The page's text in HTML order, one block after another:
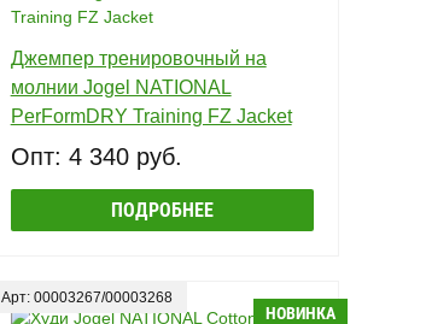
Джемпер тренировочный на
молнии Jogel NATIONAL
PerFormDRY Training FZ Jacket
Опт: 4 340 руб.
ПОДРОБНЕЕ
Арт: 00003267/00003268
НОВИНКА